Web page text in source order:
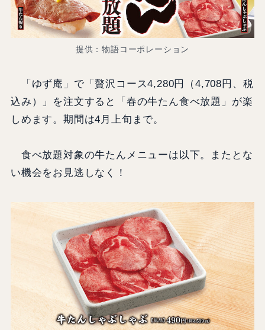
提供：物語コーポレーション
「ゆず庵」で「贅沢コース4,280円（4,708円、税
込み）」を注文すると「春の牛たん食べ放題」が楽
しめます。期間は4月上旬まで。
食べ放題対象の牛たんメニューは以下。またとな
い機会をお見逃しなく！